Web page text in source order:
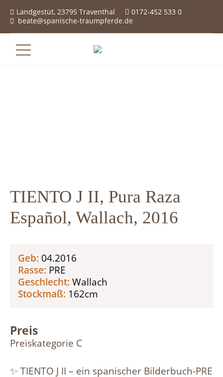
Landgestüt, 23795 Traventhal  0172-452 533 0
 beate@spanische-traumpferde.de
TIENTO J II, Pura Raza
Español, Wallach, 2016
Geb: 04.2016
Rasse: PRE
Geschlecht: Wallach
Stockmaß: 162cm
Preis
Preiskategorie C
✨ TIENTO J II – ein spanischer Bilderbuch-PRE